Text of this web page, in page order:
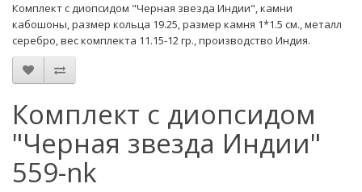
Комплект с диопсидом "Черная звезда Индии", камни
кабошоны, размер кольца 19.25, размер камня 1*1.5 см., металл
серебро, вес комплекта 11.15-12 гр., производство Индия.
Комплект с диопсидом
"Черная звезда Индии"
559-nk